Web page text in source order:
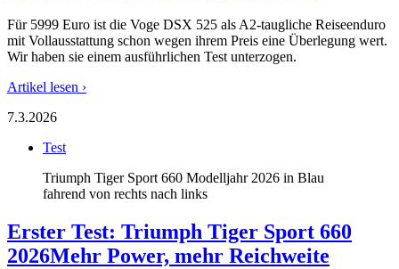
Für 5999 Euro ist die Voge DSX 525 als A2-taugliche Reiseenduro
mit Vollausstattung schon wegen ihrem Preis eine Überlegung wert.
Wir haben sie einem ausführlichen Test unterzogen.
Artikel lesen ›
7.3.2026
Test
Triumph Tiger Sport 660 Modelljahr 2026 in Blau
fahrend von rechts nach links
Erster Test: Triumph Tiger Sport 660
2026Mehr Power, mehr Reichweite